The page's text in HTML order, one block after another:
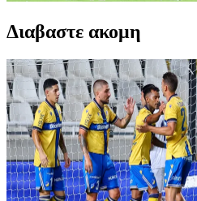
Διαβαστε ακομη